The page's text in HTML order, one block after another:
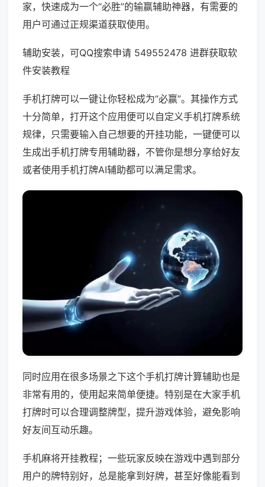
家，快速成为一个“必胜”的输赢辅助神器，有需要的
用户可通过正规渠道获取使用。
辅助安装，可QQ搜索申请 549552478 进群获取软
件安装教程
手机打牌可以一键让你轻松成为“必赢”。其操作方式
十分简单，打开这个应用便可以自定义手机打牌系统
规律，只需要输入自己想要的开挂功能，一键便可以
生成出手机打牌专用辅助器，不管你是想分享给好友
或者使用手机打牌AI辅助都可以满足需求。
同时应用在很多场景之下这个手机打牌计算辅助也是
非常有用的，使用起来简单便捷。特别是在大家手机
打牌时可以合理调整牌型，提升游戏体验，避免影响
好友间互动乐趣。
手机麻将开挂教程；一些玩家反映在游戏中遇到部分
用户的牌特别好，总是能拿到好牌，甚至好像能看到